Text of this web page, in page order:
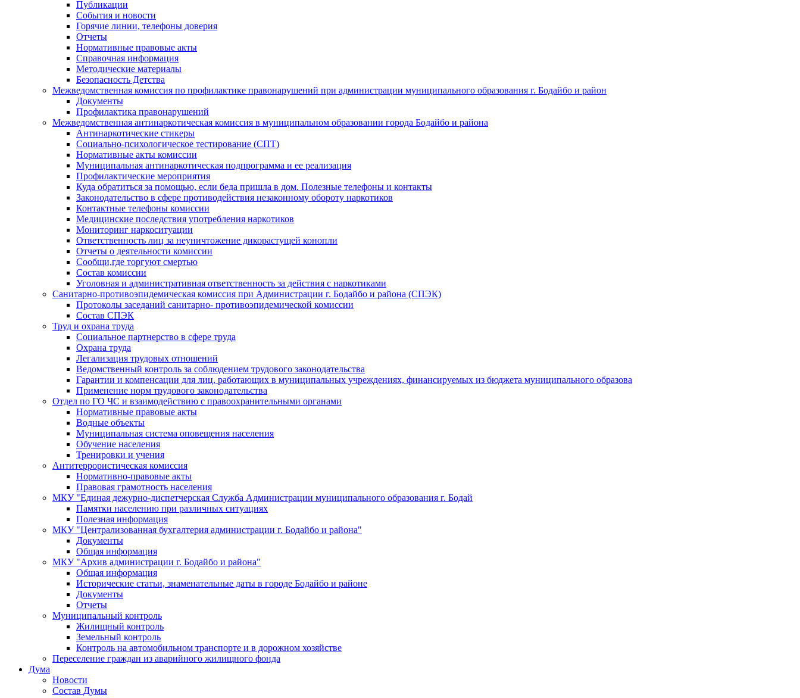
Публикации
События и новости
Горячие линии, телефоны доверия
Отчеты
Нормативные правовые акты
Справочная информация
Методические материалы
Безопасность Детства
Межведомственная комиссия по профилактике правонарушений при администрации муниципального образования г. Бодайбо и район
Документы
Профилактика правонарушений
Межведомственная антинаркотическая комиссия в муниципальном образовании города Бодайбо и района
Антинаркотические стикеры
Социально-психологическое тестирование (СПТ)
Нормативные акты комиссии
Муниципальная антинаркотическая подпрограмма и ее реализация
Профилактические мероприятия
Куда обратиться за помощью, если беда пришла в дом. Полезные телефоны и контакты
Законодательство в сфере противодействия незаконному обороту наркотиков
Контактные телефоны комиссии
Медицинские последствия употребления наркотиков
Мониторинг наркоситуации
Ответственность лиц за неуничтожение дикорастущей конопли
Отчеты о деятельности комиссии
Сообщи,где торгуют смертью
Состав комиссии
Уголовная и административная ответственность за действия с наркотиками
Санитарно-противоэпидемическая комиссия при Администрации г. Бодайбо и района (СПЭК)
Протоколы заседаний санитарно- противоэпидемической комиссии
Состав СПЭК
Труд и охрана труда
Социальное партнерство в сфере труда
Охрана труда
Легализация трудовых отношений
Ведомственный контроль за соблюдением трудового законодательства
Гарантии и компенсации для лиц, работающих в муниципальных учреждениях, финансируемых из бюджета муниципального образова
Применение норм трудового законодательства
Отдел по ГО ЧС и взаимодействию с правоохранительными органами
Нормативные правовые акты
Водные объекты
Муниципальная система оповещения населения
Обучение населения
Тренировки и учения
Антитеррористическая комиссия
Нормативно-правовые акты
Правовая грамотность населения
МКУ "Единая дежурно-диспетчерская Служба Администрации муниципального образования г. Бодай
Памятки населению при различных ситуациях
Полезная информация
МКУ "Централизованная бухгалтерия администрации г. Бодайбо и района"
Документы
Общая информация
МКУ "Архив администрации г. Бодайбо и района"
Общая информация
Исторические статьи, знаменательные даты в городе Бодайбо и районе
Документы
Отчеты
Муниципальный контроль
Жилищный контроль
Земельный контроль
Контроль на автомобильном транспорте и в дорожном хозяйстве
Переселение граждан из аварийного жилищного фонда
Дума
Новости
Состав Думы